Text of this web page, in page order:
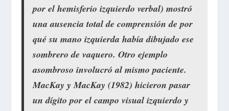
por el hemisferio izquierdo verbal) mostró
una ausencia total de comprensión de por
qué su mano izquierda había dibujado ese
sombrero de vaquero. Otro ejemplo
asombroso involucró al mismo paciente.
MacKay y MacKay (1982) hicieron pasar
un dígito por el campo visual izquierdo y